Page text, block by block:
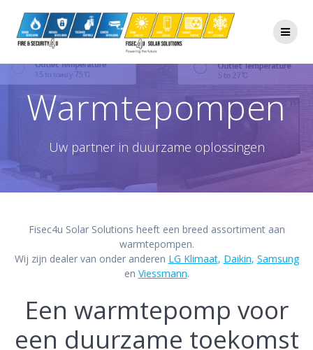
naar
de
inhoud
Warmtepompen
Uw partner in duurzame oplossingen
Fisec4u Solar Solutions heeft een breed assortiment aan
warmtepompen.
Wij zijn dealer van onder anderen LG Klimaat, Daikin, Samsung
en Viessmann.
Een warmtepomp voor
een duurzame toekomst